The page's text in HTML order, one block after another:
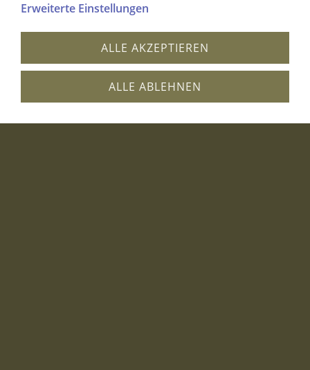
Erweiterte Einstellungen
ALLE AKZEPTIEREN
ALLE ABLEHNEN